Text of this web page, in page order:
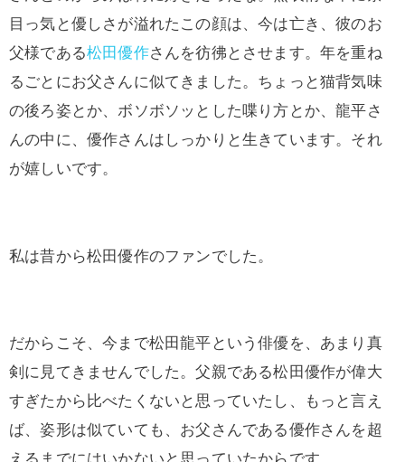
目っ気と優しさが溢れたこの顔は、今は亡き、彼のお
父様である松田優作さんを彷彿とさせます。年を重ね
るごとにお父さんに似てきました。ちょっと猫背気味
の後ろ姿とか、ボソボソッとした喋り方とか、龍平さ
んの中に、優作さんはしっかりと生きています。それ
が嬉しいです。
私は昔から松田優作のファンでした。
だからこそ、今まで松田龍平という俳優を、あまり真
剣に見てきませんでした。父親である松田優作が偉大
すぎたから比べたくないと思っていたし、もっと言え
ば、姿形は似ていても、お父さんである優作さんを超
えるまでにはいかないと思っていたからです。